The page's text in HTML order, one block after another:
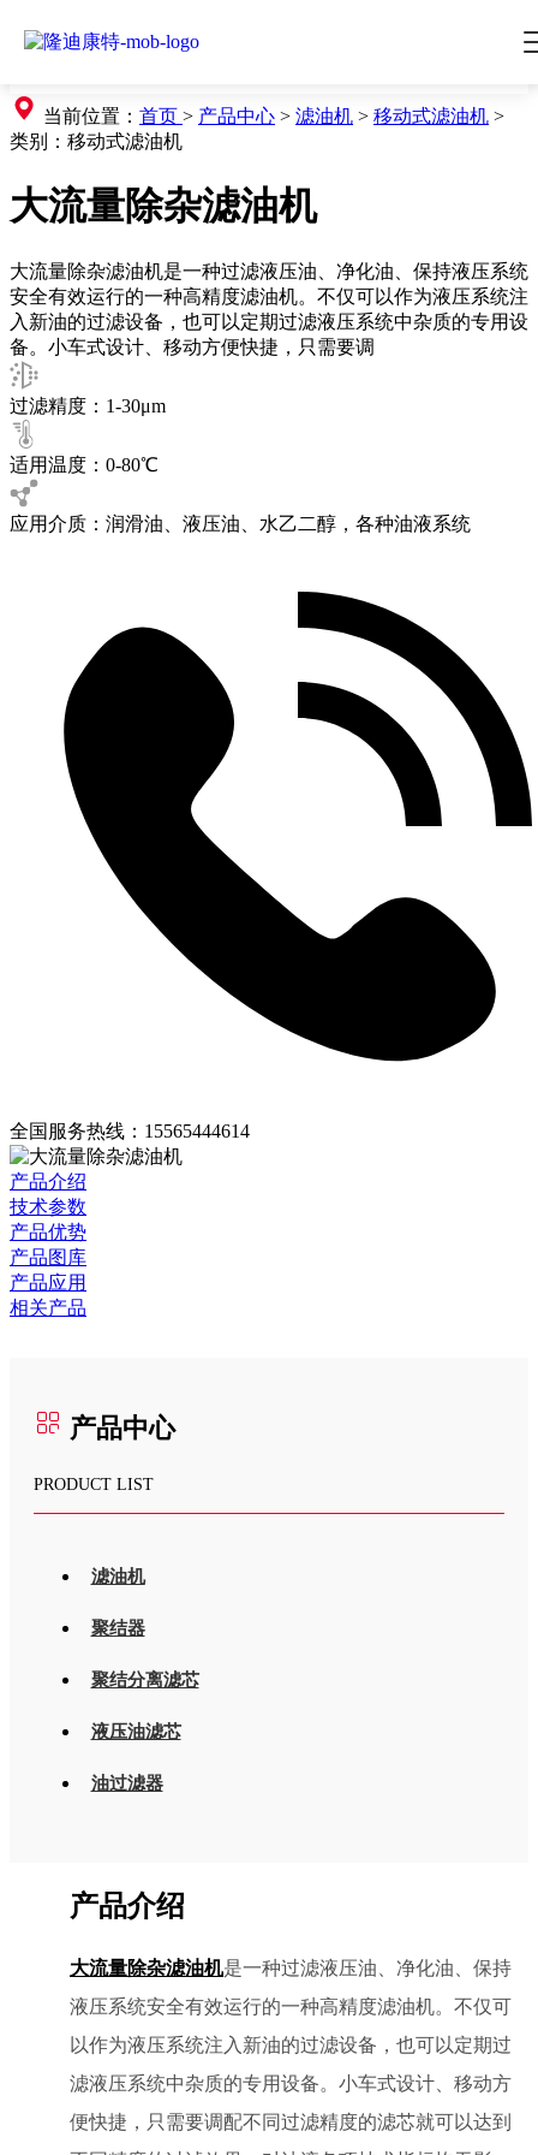
当前位置： 首页 > 产品中心 > 滤油机 > 移动式滤油机 >
类别： 移动式滤油机
大流量除杂滤油机
大流量除杂滤油机是一种过滤液压油、净化油、保持液压系统
安全有效运行的一种高精度滤油机。不仅可以作为液压系统注
入新油的过滤设备，也可以定期过滤液压系统中杂质的专用设
备。小车式设计、移动方便快捷，只需要调
过滤精度：1-30μm
适用温度：0-80℃
应用介质：润滑油、液压油、水乙二醇，各种油液系统
全国服务热线： 15565444614
产品介绍
技术参数
产品优势
产品图库
产品应用
相关产品
产品中心
PRODUCT LIST
滤油机
聚结器
聚结分离滤芯
液压油滤芯
油过滤器
产品介绍
大流量除杂滤油机是一种过滤液压油、净化油、保持
液压系统安全有效运行的一种高精度滤油机。不仅可
以作为液压系统注入新油的过滤设备，也可以定期过
滤液压系统中杂质的专用设备。小车式设计、移动方
便快捷，只需要调配不同过滤精度的滤芯就可以达到